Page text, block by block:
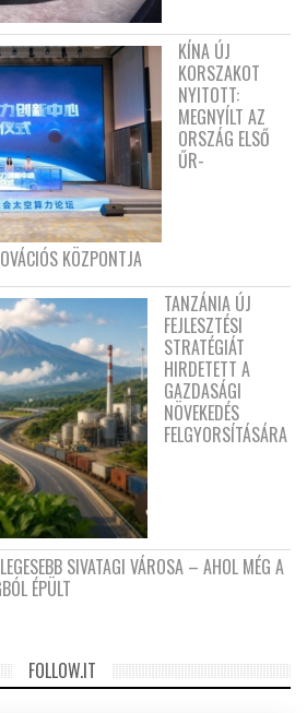
KÍNA ÚJ
KORSZAKOT
NYITOTT:
MEGNYÍLT AZ
ORSZÁG ELSŐ
ŰR-
KÖZPONTJA
TANZÁNIA ÚJ
FEJLESZTÉSI
STRATÉGIÁT
HIRDETETT A
GAZDASÁGI
NÖVEKEDÉS
FELGYORSÍTÁSÁRA
SIVATAGI VÁROSA – AHOL MÉG A
ÉPÜLT
FOLLOW.IT